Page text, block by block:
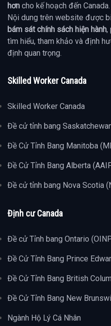
hơn cho kế hoạch đến Canada.
Nội dung trên website được
bám sát chính sách hiện hành,
tìm hiểu, tham khảo và định
định quan trọng.
Skilled Worker Canada
Skilled Worker Canada
Đề cử tỉnh bang
Đề Cử Tỉnh Bang Manitoba
Đề Cử Tỉnh Bang Alberta
Đề cử tỉnh bang Nova Scotia
Định cư Canada
Đề cử Tỉnh bang Ontario
Đề Cử Tỉnh Bang Prince
Đề Cử Tỉnh Bang British
Đề Cử Tỉnh Bang New
Ngành Hộ Lý Cá Nhân